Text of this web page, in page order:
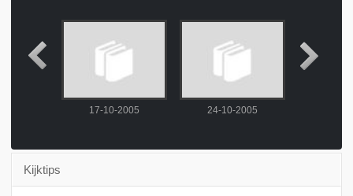
17-10-2005 24-10-2005
Kijktips